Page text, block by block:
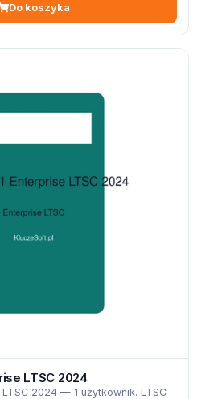
Do koszyka
LTSC 2024
LTSC 2024 — 1 użytkownik. LTSC